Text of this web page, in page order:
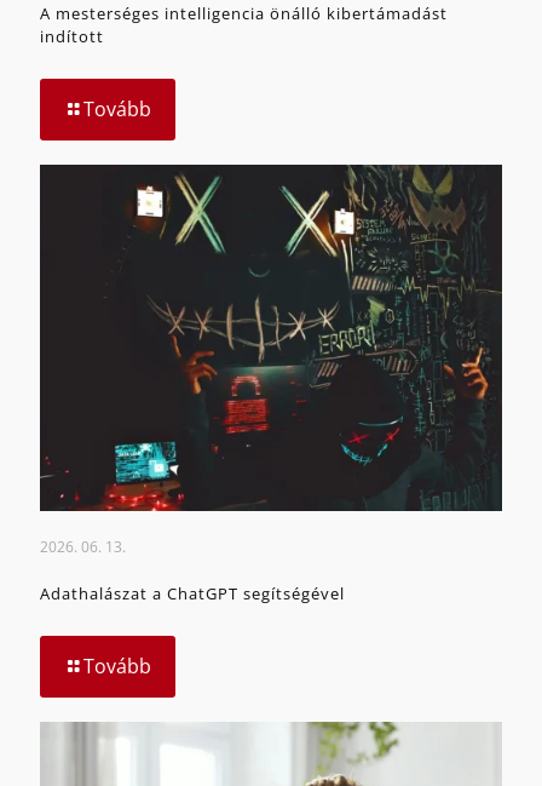
A mesterséges intelligencia önálló kibertámadást
indított
Tovább
2026. 06. 13.
Adathalászat a ChatGPT segítségével
Tovább